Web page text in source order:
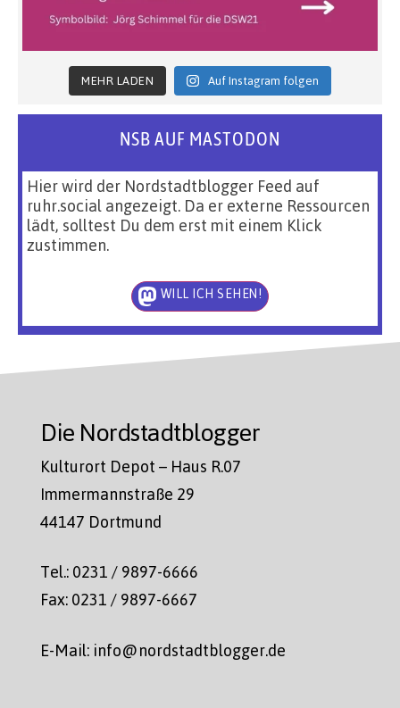
MEHR LADEN Auf Instagram folgen
NSB AUF MASTODON
Hier wird der Nordstadtblogger Feed auf
ruhr.social angezeigt. Da er externe Ressourcen
lädt, solltest Du dem erst mit einem Klick
zustimmen.
WILL ICH SEHEN!
Die Nordstadtblogger
Kulturort Depot – Haus R.07
Immermannstraße 29
44147 Dortmund
Tel.: 0231 / 9897-6666
Fax: 0231 / 9897-6667
E-Mail: info@nordstadtblogger.de